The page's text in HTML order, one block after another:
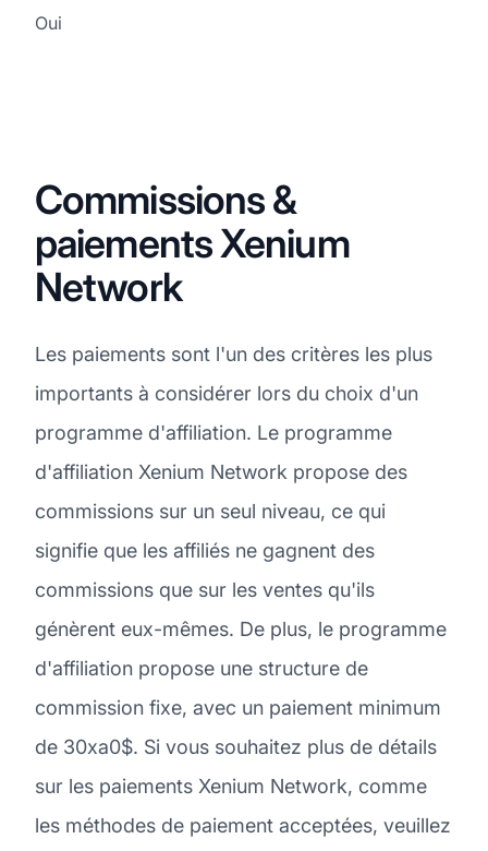
Oui
Commissions &
paiements Xenium
Network
Les paiements sont l'un des critères les plus
importants à considérer lors du choix d'un
programme d'affiliation. Le programme
d'affiliation Xenium Network propose des
commissions sur un seul niveau, ce qui
signifie que les affiliés ne gagnent des
commissions que sur les ventes qu'ils
génèrent eux-mêmes. De plus, le programme
d'affiliation propose une structure de
commission fixe, avec un paiement minimum
de 30xa0$. Si vous souhaitez plus de détails
sur les paiements Xenium Network, comme
les méthodes de paiement acceptées, veuillez